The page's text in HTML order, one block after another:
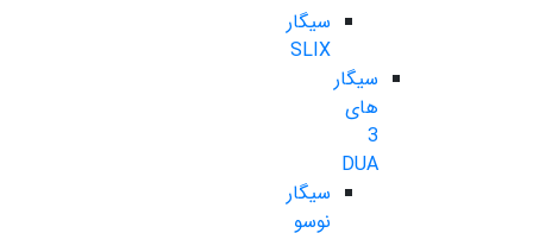
سیگار
SLIX
سیگار
های
3
DUA
سیگار
نوسو